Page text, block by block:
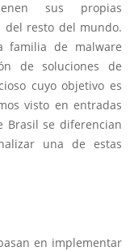
sus propias
resto del mundo.
familia de malware
de soluciones de
cuyo objetivo es
visto en entradas
Brasil se diferencian
una de estas
en implementar